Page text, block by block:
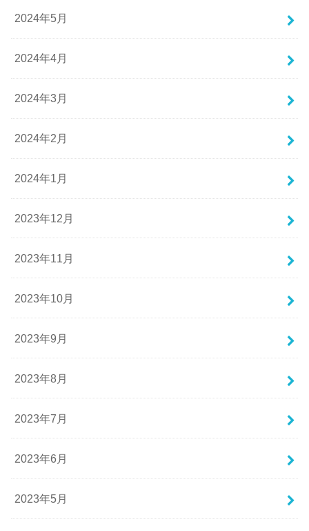
2024年5月
2024年4月
2024年3月
2024年2月
2024年1月
2023年12月
2023年11月
2023年10月
2023年9月
2023年8月
2023年7月
2023年6月
2023年5月